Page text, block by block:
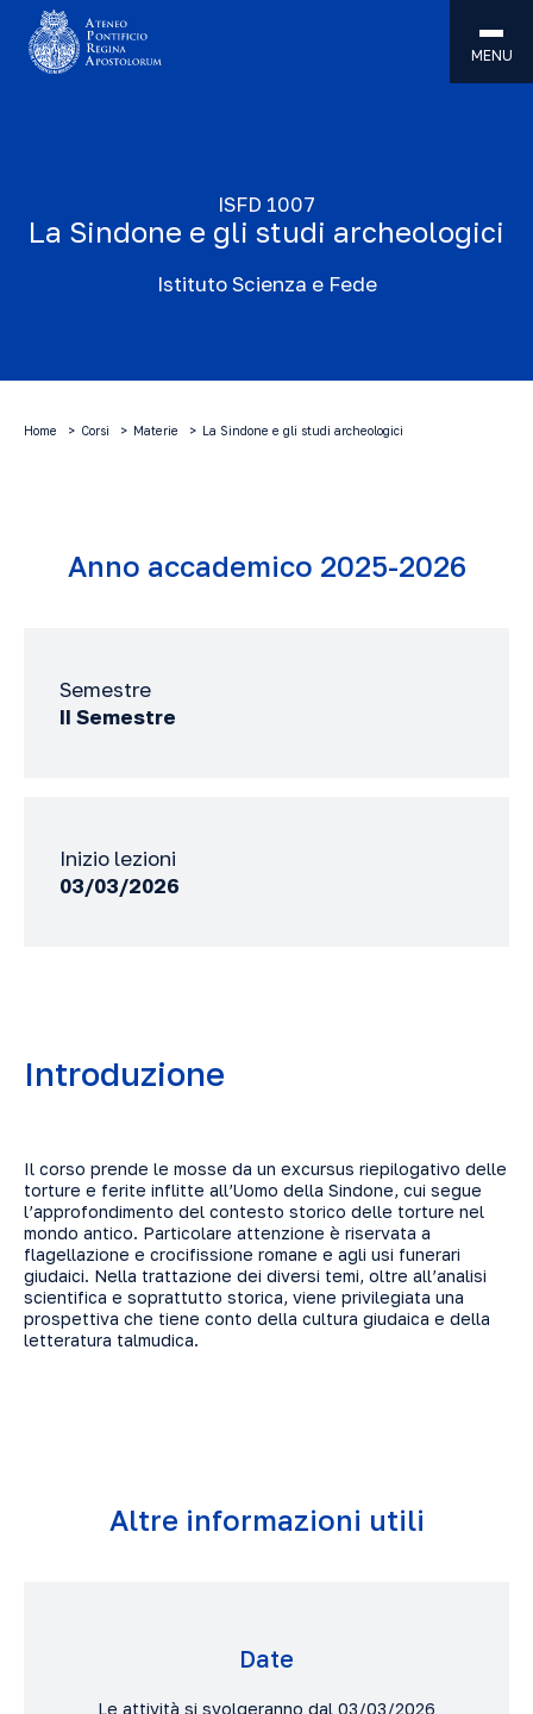
MENU
ISFD 1007
La Sindone e gli studi archeologici
Istituto Scienza e Fede
Home Corsi Materie La Sindone e gli studi archeologici
Anno accademico 2025-2026
Semestre
II Semestre
Inizio lezioni
03/03/2026
Introduzione
Il corso prende le mosse da un excursus riepilogativo delle
torture e ferite inflitte all’Uomo della Sindone, cui segue
l’approfondimento del contesto storico delle torture nel
mondo antico. Particolare attenzione è riservata a
flagellazione e crocifissione romane e agli usi funerari
giudaici. Nella trattazione dei diversi temi, oltre all’analisi
scientifica e soprattutto storica, viene privilegiata una
prospettiva che tiene conto della cultura giudaica e della
letteratura talmudica.
Altre informazioni utili
Date
Le attività si svolgeranno dal 03/03/2026